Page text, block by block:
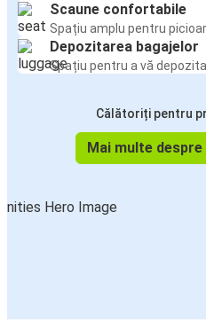
Scaune confortabile
Spațiu amplu pentru
Depozitarea bagajelor
Spațiu pentru a vă
Călătoriți pentru
Mai multe